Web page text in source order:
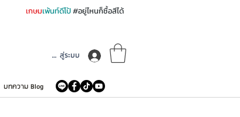
เกษมเพ้นท์ดีโป้#อยู่ไหนก็ซื้อสีได้
เข้าสู่ระบบ
บทความ Blog